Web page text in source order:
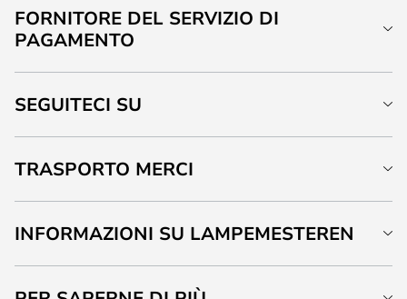
FORNITORE DEL SERVIZIO DI
PAGAMENTO
SEGUITECI SU
TRASPORTO MERCI
INFORMAZIONI SU LAMPEMESTEREN